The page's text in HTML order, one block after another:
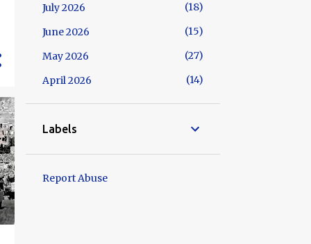
July 2026
18
June 2026
15
May 2026
27
April 2026
14
Labels
Report Abuse